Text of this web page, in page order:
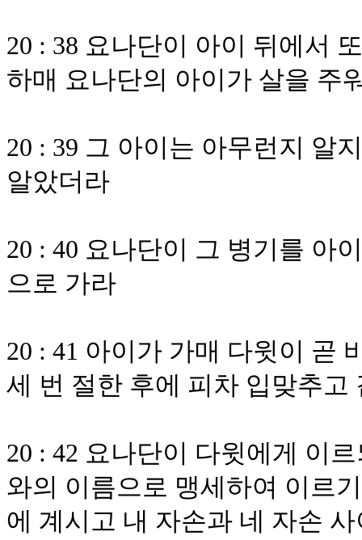
20 : 38 요나단이 아이 뒤에서
하매 요나단의 아이가 살을 주
20 : 39 그 아이는 아무런지 알
알았더라
20 : 40 요나단이 그 병기를 아
으로 가라
20 : 41 아이가 가매 다윗이 곧
세 번 절한 후에 피차 입맞추
20 : 42 요나단이 다윗에게 이
와의 이름으로 맹세하여 이르
에 계시고 내 자손과 네 자손